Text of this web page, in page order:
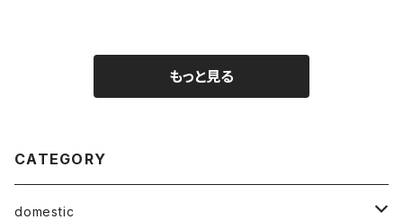
もっと見る
CATEGORY
domestic